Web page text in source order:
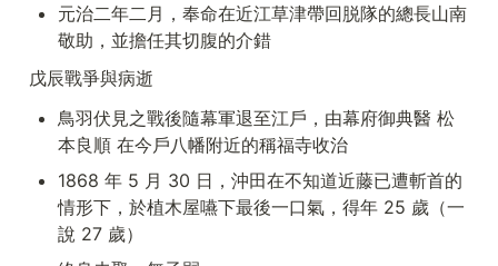
元治二年二月，奉命在近江草津帶回脱隊的總長山南
敬助，並擔任其切腹的介錯
戊辰戰爭與病逝
鳥羽伏見之戰後隨幕軍退至江戶，由幕府御典醫 松
本良順 在今戶八幡附近的稱福寺收治
1868 年 5 月 30 日，沖田在不知道近藤已遭斬首的
情形下，於植木屋嚥下最後一口氣，得年 25 歲（一
說 27 歲）